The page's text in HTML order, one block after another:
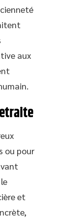
aux
ou pour
et